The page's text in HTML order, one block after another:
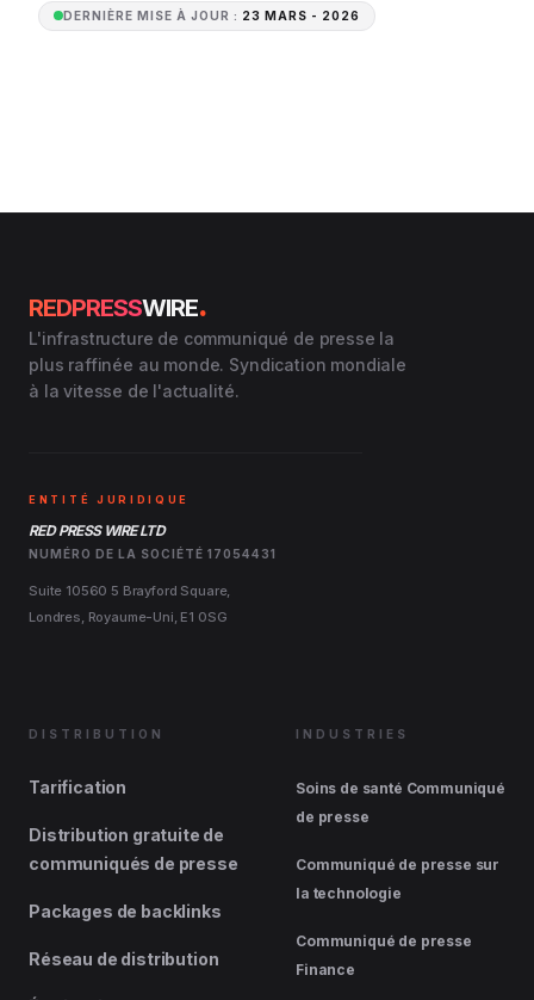
DERNIÈRE MISE À JOUR : 23 MARS - 2026
REDPRESSWIRE.
L'infrastructure de communiqué de presse la
plus raffinée au monde. Syndication mondiale
à la vitesse de l'actualité.
ENTITÉ JURIDIQUE
RED PRESS WIRE LTD
NUMÉRO DE LA SOCIÉTÉ 17054431
Suite 10560 5 Brayford Square,
Londres, Royaume-Uni, E1 0SG
DISTRIBUTION
Tarification
Distribution gratuite de
communiqués de presse
Packages de backlinks
Réseau de distribution
INDUSTRIES
Soins de santé Communiqué
de presse
Communiqué de presse sur
la technologie
Communiqué de presse
Finance